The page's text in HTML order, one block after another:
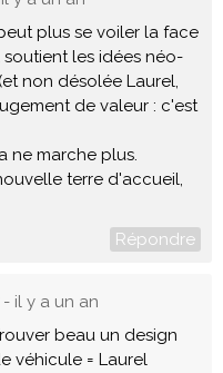
plus se voiler la face
soutient les idées néo-
non désolée Laurel,
de valeur : c'est
ne marche plus.
terre d'accueil,
Répondre
- il y a un an
beau un design
véhicule = Laurel